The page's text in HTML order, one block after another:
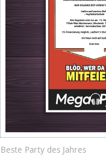
Beste Party des Jahres